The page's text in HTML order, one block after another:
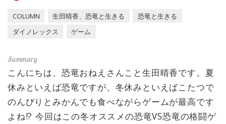
COLUMN 生田晴香、恐竜と生きる
恐竜と生きる
ダイノレックス
ゲーム
こんにちは、恐竜おねえさんこと生田晴香です。夏
休みといえば恐竜ですが、冬休みといえばこたつで
のんびりとみかんでも食べながらゲームが最高です
よね!? 今回はこの冬オススメの恐竜VS恐竜の格闘ゲ